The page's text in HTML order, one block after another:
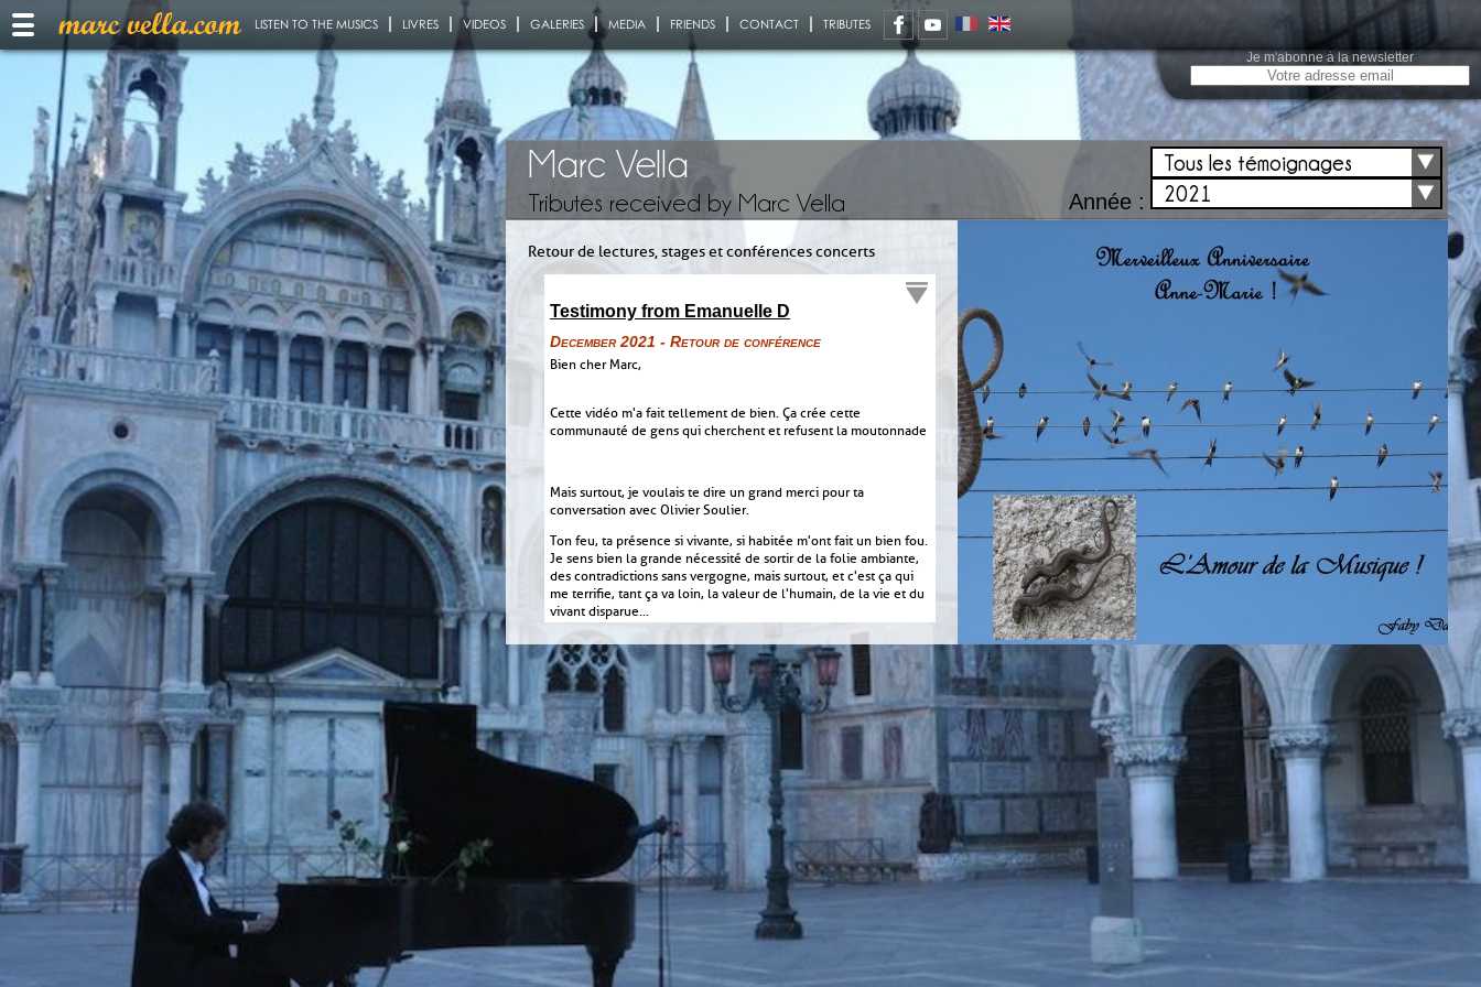
Marc Vella
Tributes received by Marc Vella
Tous les témoignages
Année : 2021
Retour de lectures, stages et conférences concerts
Testimony from Emanuelle D
December 2021 - Retour de conférence
Bien cher Marc,
Cette vidéo m'a fait tellement de bien. Ça crée cette
communauté de gens qui cherchent et refusent la moutonnade
Mais surtout, je voulais te dire un grand merci pour ta
conversation avec Olivier Soulier.
Ton feu, ta présence si vivante, si habitée m'ont fait un bien fou.
Je sens bien la grande nécessité de sortir de la folie ambiante,
des contradictions sans vergogne, mais surtout, et c'est ça qui
me terrifie, tant ça va loin, la valeur de l'humain, de la vie et du
vivant disparue...
Je vous souhaite de très beaux jours au Domaine en cette fin
d'année. Et je te garde dans mon cœur et ma tendresse.
Emmanuelle
La petite dame de Lesparre
Testimony from Manon G
December 2021 - Retour de conférence
Bonjour Marc, je viens de vous entendre, touchée par la
légèreté la profondeur de vos mots, je me sens l'élan de vous
écrire. Ils sont allés me dire beaucoup ! Je viens d'acheter un
piano que je rêvais depuis si longtemps, c'est grâce à lui que je
vous rencontre ( dans les moments d'égarement sur internet, on
LISTEN TO THE MUSICS LIVRES VIDEOS GALERIES MEDIA FRIENDS CONTACT TRIBUTES
Je m'abonne à la newsletter